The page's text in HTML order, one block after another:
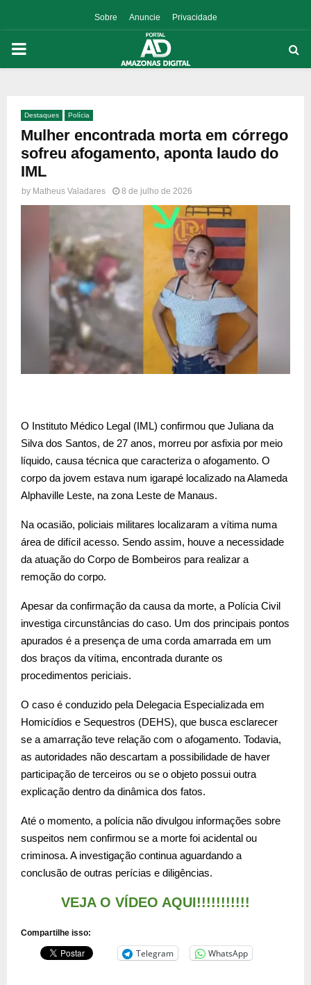
Sobre Anuncie Privacidade
PRIMARY
Destaques Polícia
Mulher encontrada morta em córrego
sofreu afogamento, aponta laudo do
IML
by Matheus Valadares 8 de julho de 2026
O Instituto Médico Legal (IML) confirmou que Juliana da
Silva dos Santos, de 27 anos, morreu por asfixia por meio
líquido, causa técnica que caracteriza o afogamento. O
corpo da jovem estava num igarapé localizado na Alameda
Alphaville Leste, na zona Leste de Manaus.
Na ocasião, policiais militares localizaram a vítima numa
área de difícil acesso. Sendo assim, houve a necessidade
da atuação do Corpo de Bombeiros para realizar a
remoção do corpo.
Apesar da confirmação da causa da morte, a Polícia Civil
investiga circunstâncias do caso. Um dos principais pontos
apurados é a presença de uma corda amarrada em um
dos braços da vítima, encontrada durante os
procedimentos periciais.
O caso é conduzido pela Delegacia Especializada em
Homicídios e Sequestros (DEHS), que busca esclarecer
se a amarração teve relação com o afogamento. Todavia,
as autoridades não descartam a possibilidade de haver
participação de terceiros ou se o objeto possui outra
explicação dentro da dinâmica dos fatos.
Até o momento, a polícia não divulgou informações sobre
suspeitos nem confirmou se a morte foi acidental ou
criminosa. A investigação continua aguardando a
conclusão de outras perícias e diligências.
VEJA O VÍDEO AQUI!!!!!!!!!!!
Compartilhe isso:
Telegram WhatsApp